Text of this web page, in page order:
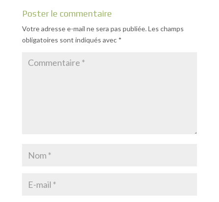
Poster le commentaire
Votre adresse e-mail ne sera pas publiée.Les champs
obligatoires sont indiqués avec *